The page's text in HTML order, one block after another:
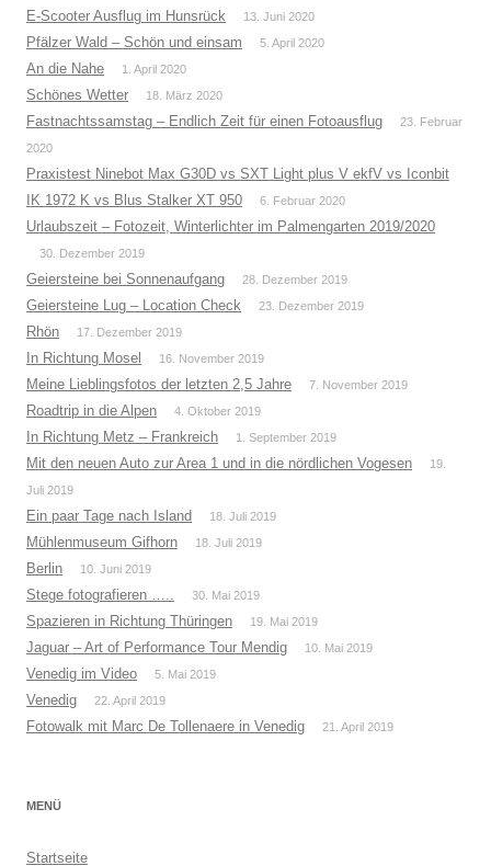
E-Scooter Ausflug im Hunsrück 13. Juni 2020
Pfälzer Wald – Schön und einsam 5. April 2020
An die Nahe 1. April 2020
Schönes Wetter 18. März 2020
Fastnachtssamstag – Endlich Zeit für einen Fotoausflug
23. Februar
2020
Praxistest Ninebot Max G30D vs SXT Light plus V ekfV vs Iconbit
IK 1972 K vs Blus Stalker XT 950
6. Februar 2020
Urlaubszeit – Fotozeit, Winterlichter im Palmengarten 2019/2020
30. Dezember 2019
Geiersteine bei Sonnenaufgang 28. Dezember 2019
Geiersteine Lug – Location Check 23. Dezember 2019
Rhön 17. Dezember 2019
In Richtung Mosel 16. November 2019
Meine Lieblingsfotos der letzten 2,5 Jahre 7. November 2019
Roadtrip in die Alpen 4. Oktober 2019
In Richtung Metz – Frankreich 1. September 2019
Mit den neuen Auto zur Area 1 und in die nördlichen Vogesen
19.
Juli 2019
Ein paar Tage nach Island 18. Juli 2019
Mühlenmuseum Gifhorn 18. Juli 2019
Berlin 10. Juni 2019
Stege fotografieren ….. 30. Mai 2019
Spazieren in Richtung Thüringen 19. Mai 2019
Jaguar – Art of Performance Tour Mendig 10. Mai 2019
Venedig im Video 5. Mai 2019
Venedig 22. April 2019
Fotowalk mit Marc De Tollenaere in Venedig 21. April 2019
MENÜ
Startseite